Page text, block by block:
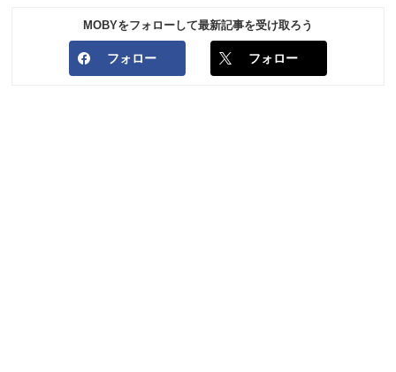
MOBYをフォローして最新記事を受け取ろう
フォロー フォロー